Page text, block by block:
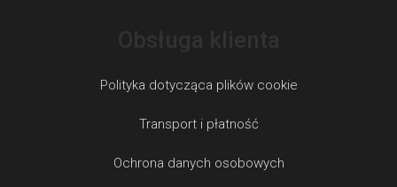
Polityka dotycząca plików cookie
Transport i płatność
Ochrona danych osobowych